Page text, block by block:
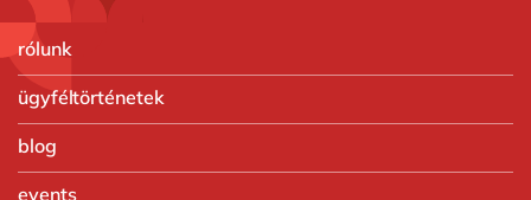
rólunk
ügyféltörténetek
blog
events